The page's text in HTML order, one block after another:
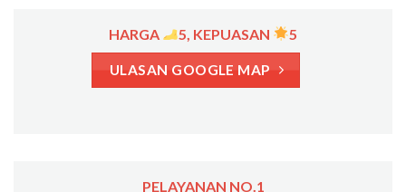
HARGA 5, KEPUASAN 5
ULASAN GOOGLE MAP
PELAYANAN NO.1